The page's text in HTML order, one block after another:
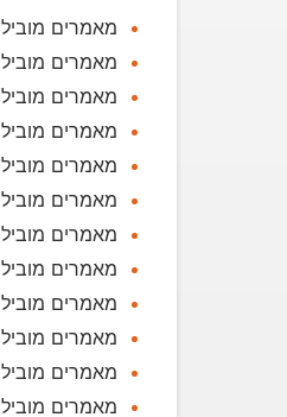
מאמרים
מאמרים
מאמרים
מאמרים
מאמרים
מאמרים
מאמרים
מאמרים
מאמרים
מאמרים
מאמרים
מאמרים